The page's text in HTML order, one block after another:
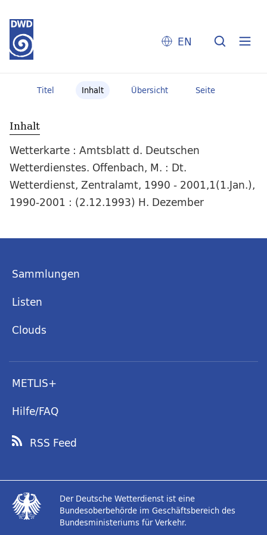
EN
Titel Inhalt Übersicht Seite
Inhalt
Wetterkarte : Amtsblatt d. Deutschen
Wetterdienstes. Offenbach, M. : Dt.
Wetterdienst, Zentralamt, 1990 - 2001,1(1.Jan.),
1990-2001 : (2.12.1993) H. Dezember
Sammlungen
Listen
Clouds
METLIS+
Hilfe/FAQ
RSS Feed
Der Deutsche Wetterdienst ist eine
Bundesoberbehörde im Geschäftsbereich des
Bundesministeriums für Verkehr.